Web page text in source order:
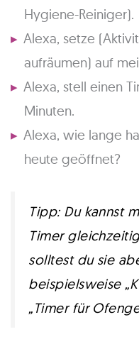
Hygiene-Reiniger).
Alexa, setze
aufräumen) auf
Alexa, stell einen
Minuten.
Alexa, wie lange
heute geöffnet?
Tipp: Du kannst
Timer
solltest du sie
beispielsweise
„Timer für